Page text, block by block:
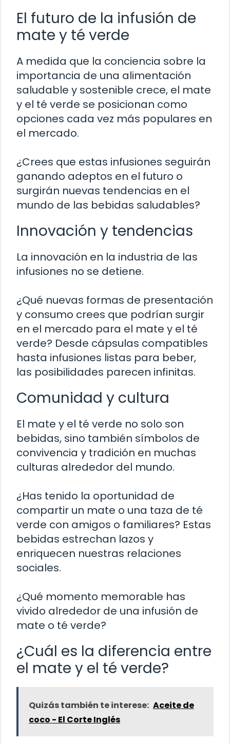
El futuro de la infusión de
mate y té verde
A medida que la conciencia sobre la
importancia de una alimentación
saludable y sostenible crece, el mate
y el té verde se posicionan como
opciones cada vez más populares en
el mercado.
¿Crees que estas infusiones seguirán
ganando adeptos en el futuro o
surgirán nuevas tendencias en el
mundo de las bebidas saludables?
Innovación y tendencias
La innovación en la industria de las
infusiones no se detiene.
¿Qué nuevas formas de presentación
y consumo crees que podrían surgir
en el mercado para el mate y el té
verde? Desde cápsulas compatibles
hasta infusiones listas para beber,
las posibilidades parecen infinitas.
Comunidad y cultura
El mate y el té verde no solo son
bebidas, sino también símbolos de
convivencia y tradición en muchas
culturas alrededor del mundo.
¿Has tenido la oportunidad de
compartir un mate o una taza de té
verde con amigos o familiares? Estas
bebidas estrechan lazos y
enriquecen nuestras relaciones
sociales.
¿Qué momento memorable has
vivido alrededor de una infusión de
mate o té verde?
¿Cuál es la diferencia entre
el mate y el té verde?
Quizás también te interese: Aceite de
coco - El Corte Inglés